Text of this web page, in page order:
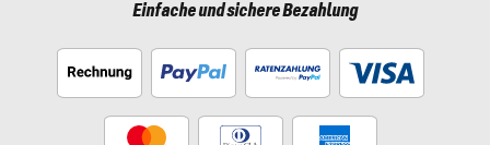
Einfache und sichere Bezahlung